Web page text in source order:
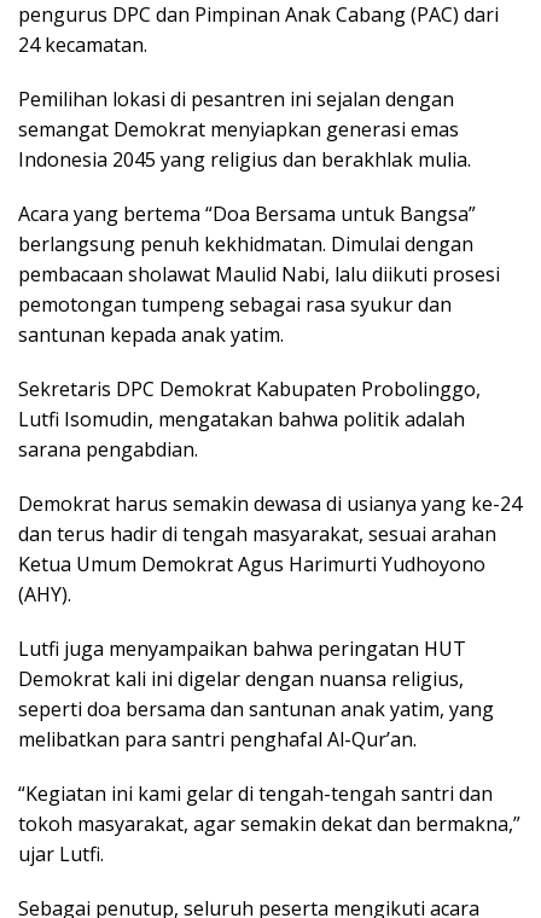
pengurus DPC dan Pimpinan Anak Cabang (PAC) dari
24 kecamatan.
Pemilihan lokasi di pesantren ini sejalan dengan
semangat Demokrat menyiapkan generasi emas
Indonesia 2045 yang religius dan berakhlak mulia.
Acara yang bertema “Doa Bersama untuk Bangsa”
berlangsung penuh kekhidmatan. Dimulai dengan
pembacaan sholawat Maulid Nabi, lalu diikuti prosesi
pemotongan tumpeng sebagai rasa syukur dan
santunan kepada anak yatim.
Sekretaris DPC Demokrat Kabupaten Probolinggo,
Lutfi Isomudin, mengatakan bahwa politik adalah
sarana pengabdian.
Demokrat harus semakin dewasa di usianya yang ke-24
dan terus hadir di tengah masyarakat, sesuai arahan
Ketua Umum Demokrat Agus Harimurti Yudhoyono
(AHY).
Lutfi juga menyampaikan bahwa peringatan HUT
Demokrat kali ini digelar dengan nuansa religius,
seperti doa bersama dan santunan anak yatim, yang
melibatkan para santri penghafal Al-Qur’an.
“Kegiatan ini kami gelar di tengah-tengah santri dan
tokoh masyarakat, agar semakin dekat dan bermakna,”
ujar Lutfi.
Sebagai penutup, seluruh peserta mengikuti acara